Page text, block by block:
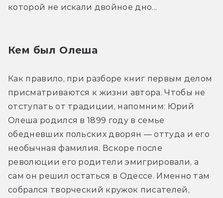
которой не искали двойное дно...
Кем был Олеша
Как правило, при разборе книг первым делом
присматриваются к жизни автора. Чтобы не
отступать от традиции, напомним: Юрий
Олеша родился в 1899 году в семье
обедневших польских дворян — оттуда и его
необычная фамилия. Вскоре после
революции его родители эмигрировали, а
сам он решил остаться в Одессе. Именно там
собрался творческий кружок писателей,